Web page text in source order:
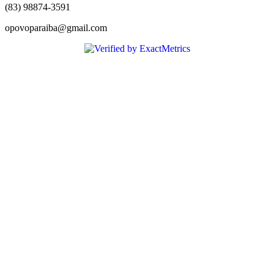
(83) 98874-3591
opovoparaiba@gmail.com